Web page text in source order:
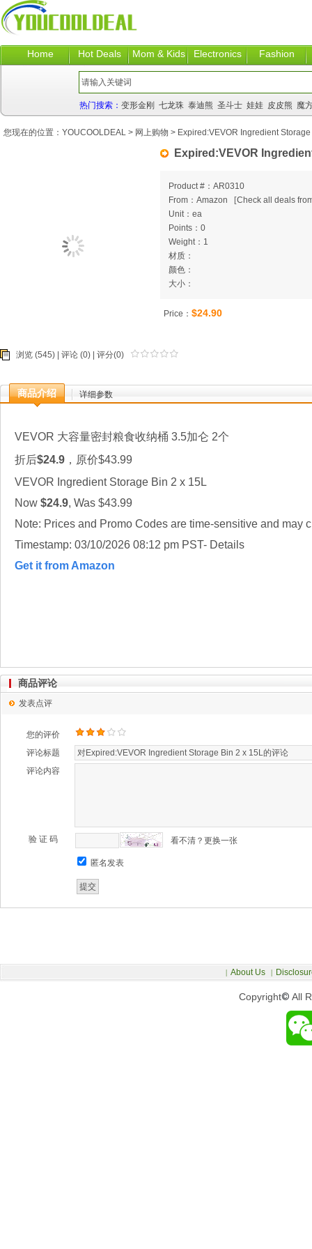
Home Hot Deals Mom & Kids Electronics Fashion
热门搜索： 变形金刚 七龙珠 泰迪熊 圣斗士 娃娃 皮皮熊 魔
Expired:VEVOR
Product #：AR0310
From：Amazon
[Check all deals
Unit：ea
Points：0
Weight：1
材质：
颜色：
大小：
Price： $24.90
浏览 (545) | 评论 (0) | 评分(0)
商品介绍 详细参数
VEVOR 大容量密封粮食收纳桶 3.5加仑 2个
折后$24.9 ，原价$43.99
VEVOR Ingredient Storage Bin 2 x 15L
Now $24.9, Was $43.99
Note: Prices and Promo Codes are time-sensitive and may
Timestamp: 03/10/2026 08:12 pm PST- Details
Get it from Amazon
您现在的位置： YOUCOOLDEAL > 网上购物 > Expired:VEVOR Ingredient
商品评论
发表点评
您的评价
评论标题
评论内容
验 证 码 看不清？更换一张
匿名发表
Copyright© All
| About Us |